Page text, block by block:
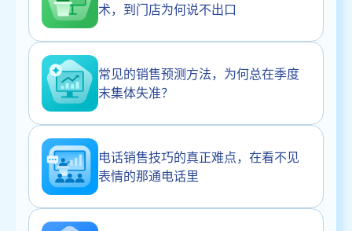
术，到门店为何说不出口
常见的销售预测方法，为何总在季度
末集体失准？
电话销售技巧的真正难点，在看不见
表情的那通电话里